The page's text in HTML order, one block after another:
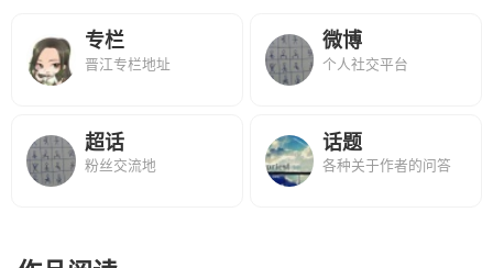
专栏
晋江专栏地址
微博
个人社交平台
超话
粉丝交流地
话题
各种关于作者的问答